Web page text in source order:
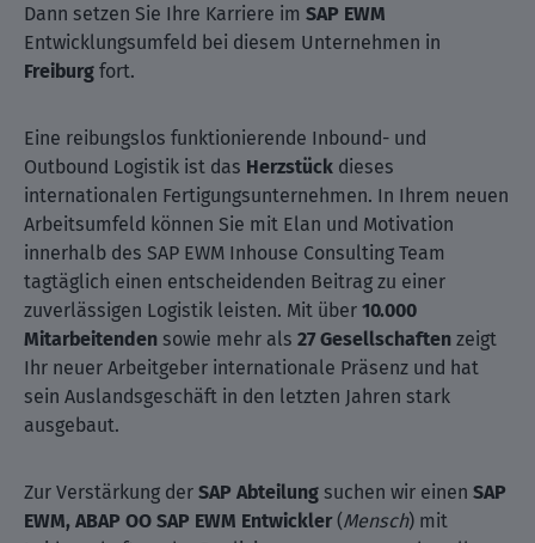
Dann setzen Sie Ihre Karriere im SAP EWM
Entwicklungsumfeld bei diesem Unternehmen in
Freiburg fort.
Eine reibungslos funktionierende Inbound- und
Outbound Logistik ist das Herzstück dieses
internationalen Fertigungsunternehmen. In Ihrem neuen
Arbeitsumfeld können Sie mit Elan und Motivation
innerhalb des SAP EWM Inhouse Consulting Team
tagtäglich einen entscheidenden Beitrag zu einer
zuverlässigen Logistik leisten. Mit über 10.000
Mitarbeitenden sowie mehr als 27 Gesellschaften zeigt
Ihr neuer Arbeitgeber internationale Präsenz und hat
sein Auslandsgeschäft in den letzten Jahren stark
ausgebaut.
Zur Verstärkung der SAP Abteilung suchen wir einen SAP
EWM, ABAP OO SAP EWM Entwickler(Mensch) mit